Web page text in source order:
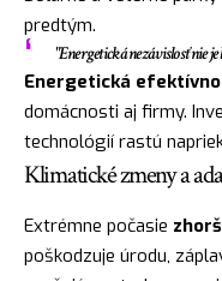
predtým.
"Energetická nezávislosť nie
Energetická
domácnosti aj firmy.
technológií rastú
Klimatické zmeny a
Extrémne počasie
poškodzuje úrodu,